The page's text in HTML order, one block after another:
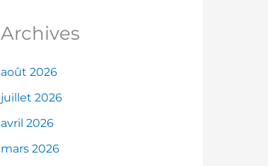
Archives
août 2026
juillet 2026
avril 2026
mars 2026